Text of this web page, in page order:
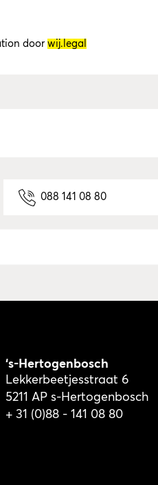
door wij.legal
088 141 08 80
‘s-Hertogenbosch
Lekkerbeetjesstraat 6
5211 AP s-Hertogenbosch
+ 31 (0)88 - 141 08 80